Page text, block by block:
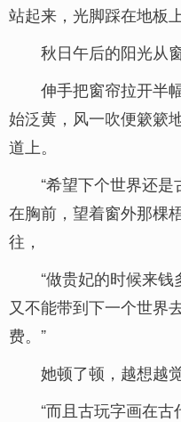
站起来，光脚踩在地板
秋日午后的阳光从
伸手把窗帘拉开半
始泛黄，风一吹便簌簌
道上。
“希望下个世界还
在胸前，望着窗外那棵
往，
“做贵妃的时候来
又不能带到下一个世界
费。”
她顿了顿，越想越
“而且古玩字画在